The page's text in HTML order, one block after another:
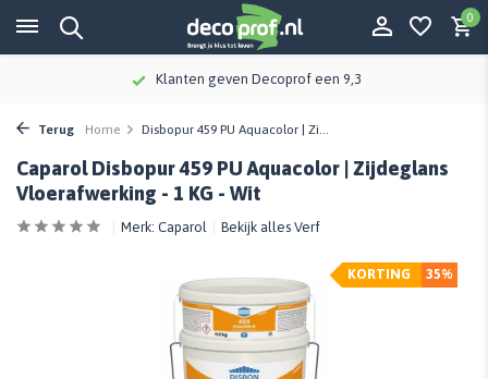
0
Klanten geven Decoprof een 9,3
Terug Home Disbopur 459 PU Aquacolor | Zi...
Caparol Disbopur 459 PU Aquacolor | Zijdeglans
Vloerafwerking - 1 KG - Wit
Merk: Caparol Bekijk alles Verf
35%
KORTING